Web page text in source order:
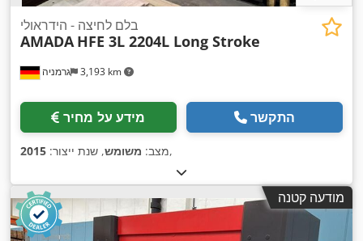
גרמניה 3,193 km
בלם לחיצה - הידראולי
AMADA HFE 3L 2204L Long Stroke
מידע על מחיר התקשר
מצב: משומש, שנת ייצור: 2015 ,
מודעה קטנה